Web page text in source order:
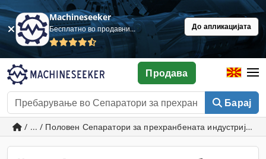
Machineseeker
Бесплатно во продавница До апликацијата
Барај
Продава
/ ... / Половен Сепаратори за прехранбената индустрија